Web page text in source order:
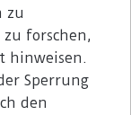
zu
forschen,
hinweisen.
Sperrung
den